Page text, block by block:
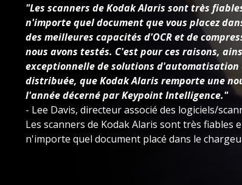
"Les scanners de Kodak Alaris sont très
n'importe quel document que vous placez
des meilleures capacités d'OCR et de
nous avons testés. C'est pour ces raisons,
exceptionnelle de solutions
distribuée, que Kodak Alaris remporte une
l'année décerné par Keypoint Intelligence."
- Lee Davis, directeur associé des logiciels/
Les scanners de Kodak Alaris sont très fiables
n'importe quel document placé dans le